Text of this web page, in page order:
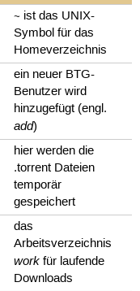
~ ist das UNIX-
Symbol für das
Homeverzeichnis
ein neuer BTG-
Benutzer wird
hinzugefügt (engl.
add)
hier werden die
.torrent Dateien
temporär
gespeichert
das
Arbeitsverzeichnis
work für laufende
Downloads